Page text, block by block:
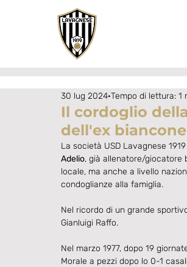
Il cordoglio
dell'ex
30 lug 2024 Tempo di lettura: 1
La società USD Lavagnese
Adelio, già allenatore/giocatore
locale, ma anche a livello
condoglianze alla famiglia.
Nel ricordo di un grande
Gianluigi Raffo.
Nel marzo 1977, dopo 19
Morale a pezzi dopo lo 0-1